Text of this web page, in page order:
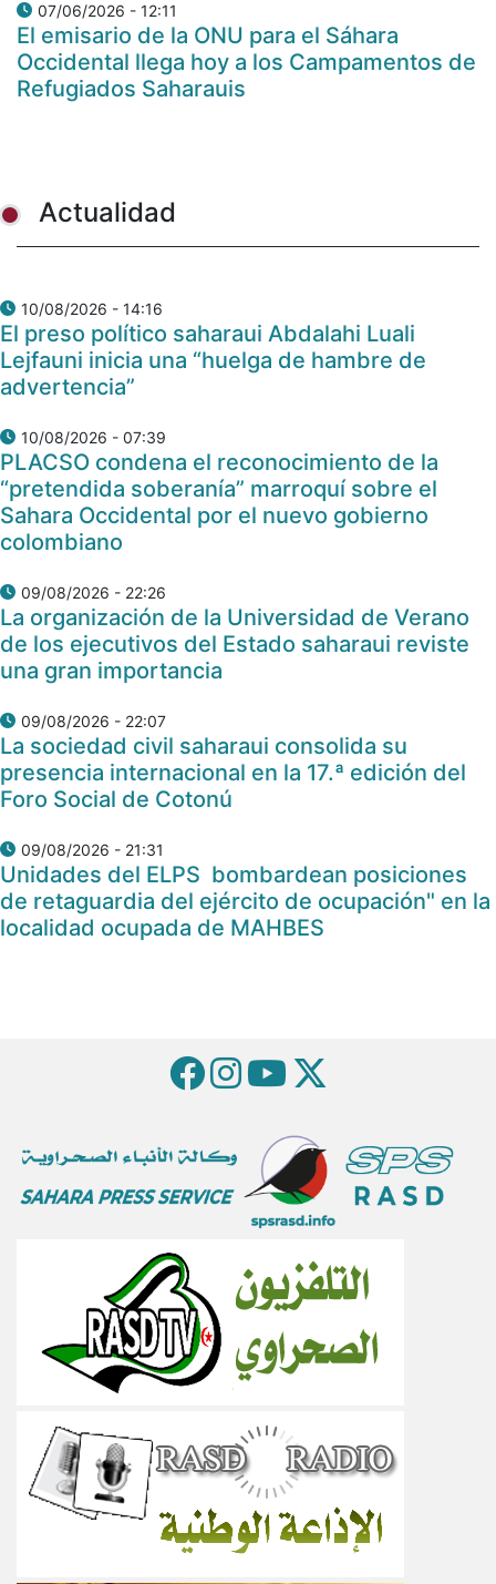
07/06/2026 - 12:11
El emisario de la ONU para el Sáhara
Occidental llega hoy a los Campamentos de
Refugiados Saharauis
Actualidad
10/08/2026 - 14:16
El preso político saharaui Abdalahi Luali
Lejfauni inicia una “huelga de hambre de
advertencia”
10/08/2026 - 07:39
PLACSO condena el reconocimiento de la
“pretendida soberanía” marroquí sobre el
Sahara Occidental por el nuevo gobierno
colombiano
09/08/2026 - 22:26
La organización de la Universidad de Verano
de los ejecutivos del Estado saharaui reviste
una gran importancia
09/08/2026 - 22:07
La sociedad civil saharaui consolida su
presencia internacional en la 17.ª edición del
Foro Social de Cotonú
09/08/2026 - 21:31
Unidades del ELPS bombardean posiciones
de retaguardia del ejército de ocupación" en la
localidad ocupada de MAHBES